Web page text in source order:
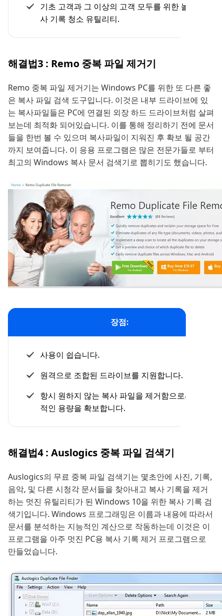
기초 고객과 그 이상의 고객 모두를 위한 놀라운 복
사 기록 청소 유틸리티.
해결법3 : Remo 중복 파일 제거기
Remo 중복 파일 제거기는 Windows PC를 위한 또 다른 좋
은 복사 파일 검색 도구입니다. 이것은 내부 드라이브에 있
는 복사파일들은 PC에 연결된 외장 하드 드라이브처럼 살펴
보는데 최적화 되어있습니다. 이를 통해 정리하기 전에 문서
들을 한번 볼 수 있으며 복사파일이 지워진 후 확보 될 공간
까지 보여줍니다. 이 응용 프로그램은 많은 전문가들로 부터
최고의 Windows 복사 문서 검색기로 뽑히기도 했습니다.
장점:
사용이 쉽습니다.
원격으로 조합된 드라이브를 지원합니다.
항시 원하지 않는 복사 파일을 제거함으로써 추가
적인 용량을 확보합니다.
해결법4 : Auslogics 중복 파일 검색기
Auslogics의 무료 중복 파일 검색기는 몇초안에 사진, 기록,
음악, 및 다른 시청각 문서들을 찾아내고 복사 기록을 제거
하는 멋진 유틸리티가 된 Windows 10을 위한 복사 기록 검
색기입니다. Windows 프로그래밍은 이름과 내용에 따라서
문서를 분석하는 지능적인 계산으로 작동하는데 이것은 이
프로그램을 아주 멋진 PC용 복사 기록 제거 프로그램으로
만들었습니다.